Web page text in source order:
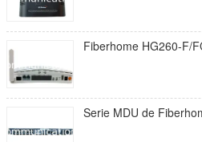
Fiberhome HG260-F/
Serie MDU de